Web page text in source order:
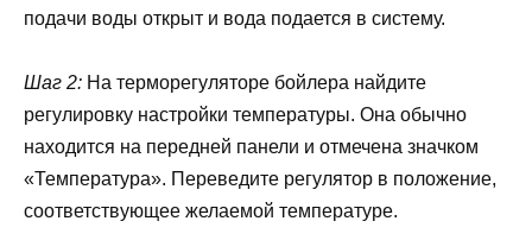
подачи воды открыт и вода подается в систему.
Шаг 2: На терморегуляторе бойлера найдите
регулировку настройки температуры. Она обычно
находится на передней панели и отмечена значком
«Температура». Переведите регулятор в положение,
соответствующее желаемой температуре.